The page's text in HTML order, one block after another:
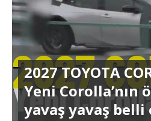
2027 TOYOTA
Yeni Corolla’nın
yavaş yavaş belli